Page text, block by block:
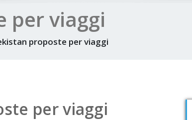
per viaggi
proposte per viaggi
per viaggi